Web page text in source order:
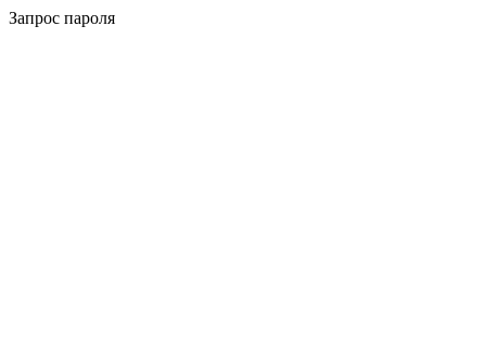
Запрос пароля